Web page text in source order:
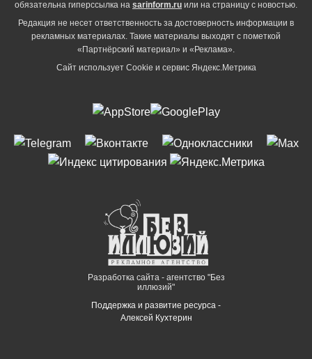
обязательна гиперссылка на sarinform.ru или на страницу с новостью.
Редакция не несет ответственность за достоверность информации в
рекламных материалах. Такие материалы выходят с пометкой
«Партнёрский материал» и «Реклама».
Сайт использует Cookie и сервиc Яндекс.Метрика
Разработка сайта - агентство "Без
иллюзий"
Поддержка и развитие ресурса -
Алексей Кухтерин